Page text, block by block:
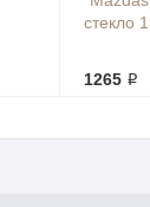
стекло
1265 ₽